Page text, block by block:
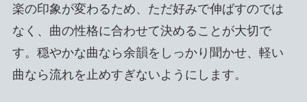
楽の印象が変わるため、ただ好みで伸ばすのでは
なく、曲の性格に合わせて決めることが大切で
す。穏やかな曲なら余韻をしっかり聞かせ、軽い
曲なら流れを止めすぎないようにします。